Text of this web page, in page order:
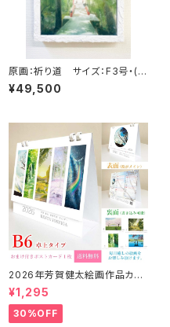
原画：祈り道 サイズ：F3号・(た
て273mm×よこ220mm ）
¥49,500
2026年芳賀健太絵画作品カレ
ンダー（卓上タイプB6）※おまけ
のポストカード付き
¥1,295
30%OFF